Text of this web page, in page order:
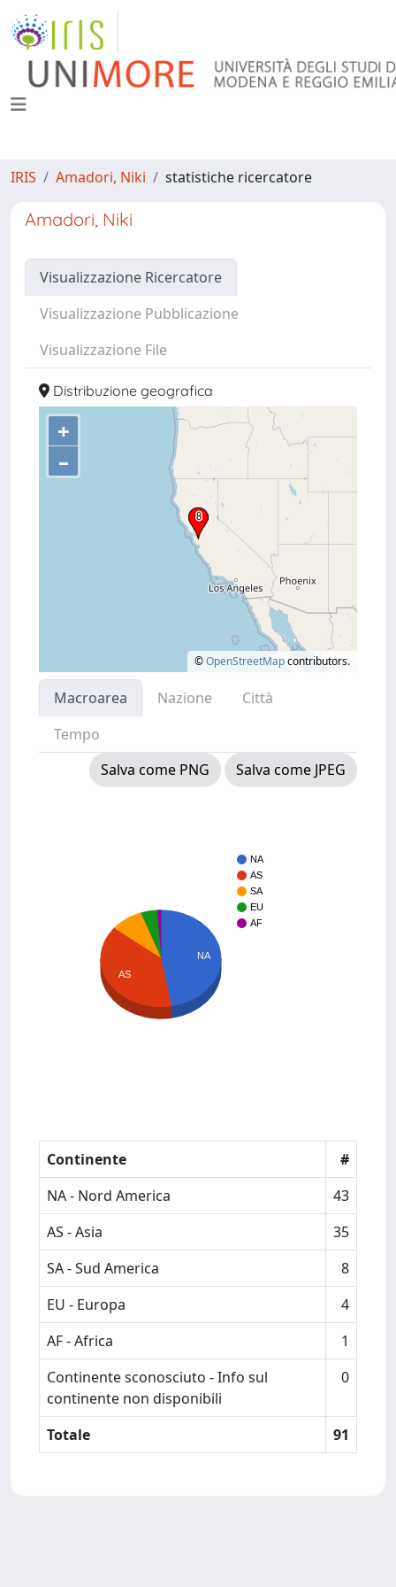
IRIS Amadori, Niki statistiche ricercatore
Amadori, Niki
Visualizzazione Ricercatore
Visualizzazione Pubblicazione
Visualizzazione File
Distribuzione geografica
+
–
©OpenStreetMapcontributors.
Macroarea Nazione
Città
Tempo
Salva come PNG
Salva come JPEG
NA
AS
SA
EU
AF
NA
AS
Continente
#
NA - Nord America
43
AS - Asia
35
SA - Sud America
8
EU - Europa
4
AF - Africa
1
Continente sconosciuto - Info sul
continente non disponibili
0
Totale 91